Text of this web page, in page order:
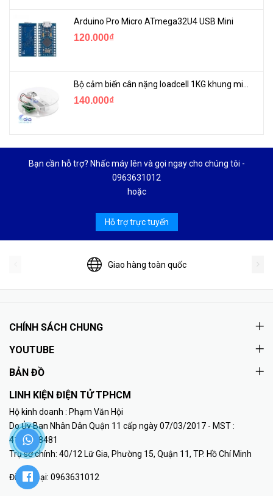
Arduino Pro Micro ATmega32U4 USB Mini
120.000₫
140.000₫
Bạn cần hỗ trợ? Nhấc máy lên và gọi ngay cho chúng tôi -
0963631012
hoặc
Hỗ trợ trực tuyến
Giao hàng toàn quốc
CHÍNH SÁCH CHUNG
YOUTUBE
BẢN ĐỒ
LINH KIỆN ĐIỆN TỬ TPHCM
Hộ kinh doanh : Phạm Văn Hội
Do Ủy Ban Nhân Dân Quận 11 cấp ngày 07/03/2017 - MST :
41K8018481
Trụ sở chính: 40/12 Lữ Gia, Phường 15, Quận 11, TP. Hồ Chí Minh
Điện thoại: 0963631012